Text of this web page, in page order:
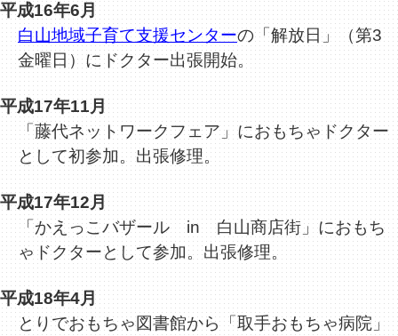
平成16年6月
白山地域子育て支援センターの「解放日」（第3
金曜日）にドクター出張開始。
平成17年11月
「藤代ネットワークフェア」におもちゃドクター
として初参加。出張修理。
平成17年12月
「かえっこバザール in 白山商店街」におもち
ゃドクターとして参加。出張修理。
平成18年4月
とりでおもちゃ図書館から「取手おもちゃ病院」